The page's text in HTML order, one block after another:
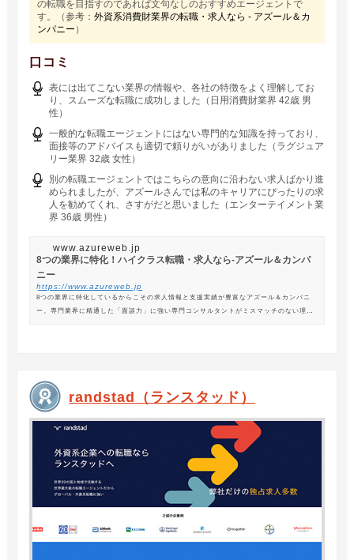
の転職を目指すのであれば文句なしのおすすめエージェントで
す。（参考：外資系消費財業界の転職・求人なら - アズール＆カ
ンパニー ）
口コミ
表には出てこない業界の情報や、各社の特徴をよく理解してお
り、スムーズな転職に成功しました（日用消費財業界 42歳 男
性）
一般的な転職エージェントにはない専門的な知識を持っており、
面接等のアドバイスも適切で頼りがいがありました（ラグジュア
リー業界 32歳 女性）
別の転職エージェントではこちらの意向に沿わない求人ばかり進
められましたが、アズールさんでは私のキャリアにぴったりの求
人を勧めてくれ、さすがだと思いました（エンターテイメント業
界 36歳 男性）
www.azureweb.jp
8つの業界に特化！ハイクラス転職・求人なら-アズール＆カンパ
ニー
https://www.azureweb.jp
8つの業界に特化しているからこその求人情報と支援実績が豊富なアズール＆カンパニ
ー。専門業界に精通した「面談力」に強い専門コンサルタントがミスマッチのない理想
randstad（ランスタッド）